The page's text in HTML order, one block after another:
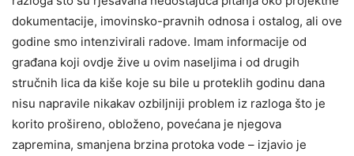
dokumentacije, imovinsko-pravnih odnosa i ostalog, ali ove
godine smo intenzivirali radove. Imam informacije od
građana koji ovdje žive u ovim naseljima i od drugih
stručnih lica da kiše koje su bile u proteklih godinu dana
nisu napravile nikakav ozbiljniji problem iz razloga što je
korito prošireno, obloženo, povećana je njegova
zapremina, smanjena brzina protoka vode – izjavio je